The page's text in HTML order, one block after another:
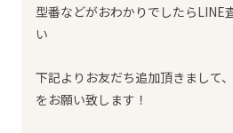
型番などがおわかりでしたらLINE
い
下記よりお友だち追加頂きまして
をお願い致します！